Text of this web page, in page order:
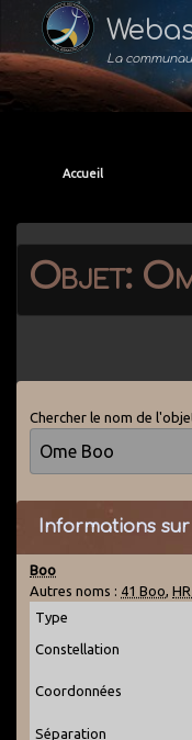
La
Accueil
Objet:
Chercher le nom de
Informations
Boo
Autres noms : 41 Boo,
Type
Constellation
Coordonnées
Séparation